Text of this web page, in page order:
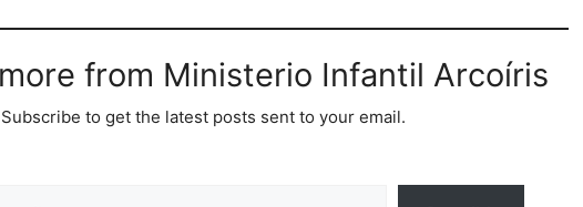
from Ministerio Infantil Arcoíris
Subscribe to get the latest posts sent to your email.